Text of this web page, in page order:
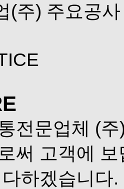
(주) 주요공
전문업체 (
써 고객에
하겠습니다.